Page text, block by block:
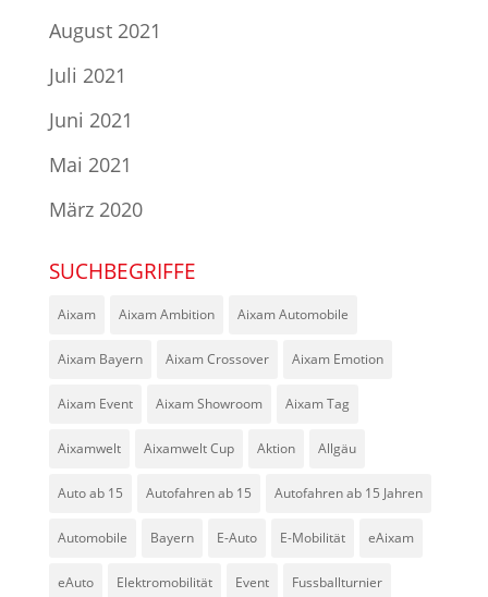
August 2021
Juli 2021
Juni 2021
Mai 2021
März 2020
SUCHBEGRIFFE
Aixam Aixam Ambition Aixam Automobile
Aixam Bayern Aixam Crossover Aixam Emotion
Aixam Event Aixam Showroom Aixam Tag
Aixamwelt Aixamwelt Cup Aktion Allgäu
Auto ab 15 Autofahren ab 15 Autofahren ab 15 Jahren
Automobile Bayern E-Auto E-Mobilität eAixam
eAuto Elektromobilität Event Fussballturnier